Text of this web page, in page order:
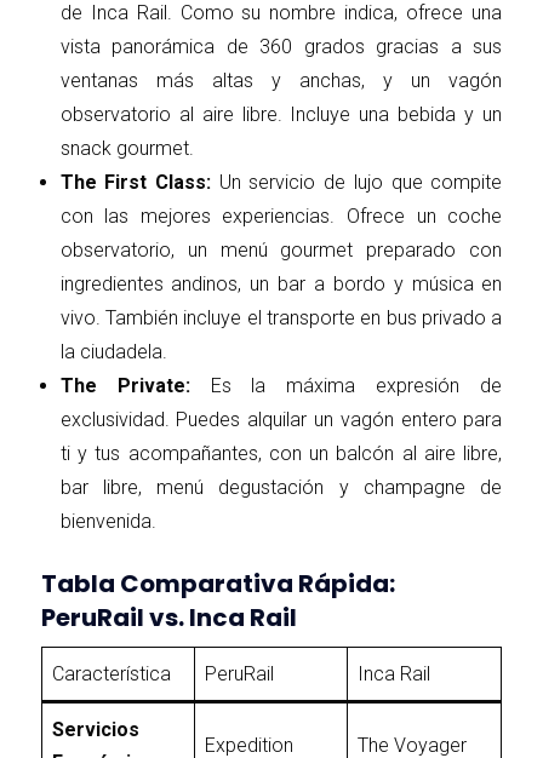
de Inca Rail. Como su nombre indica, ofrece una
vista panorámica de 360 grados gracias a sus
ventanas más altas y anchas, y un vagón
observatorio al aire libre. Incluye una bebida y un
snack gourmet.
The First Class: Un servicio de lujo que compite
con las mejores experiencias. Ofrece un coche
observatorio, un menú gourmet preparado con
ingredientes andinos, un bar a bordo y música en
vivo. También incluye el transporte en bus privado a
la ciudadela.
The Private:Es la máxima expresión de
exclusividad. Puedes alquilar un vagón entero para
ti y tus acompañantes, con un balcón al aire libre,
bar libre, menú degustación y champagne de
bienvenida.
Tabla Comparativa Rápida:
PeruRail vs. Inca Rail
Característica PeruRail Inca Rail
Servicios
Expedition The Voyager